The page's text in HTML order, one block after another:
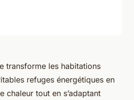
transforme les habitations
refuges énergétiques en
chaleur tout en s’adaptant